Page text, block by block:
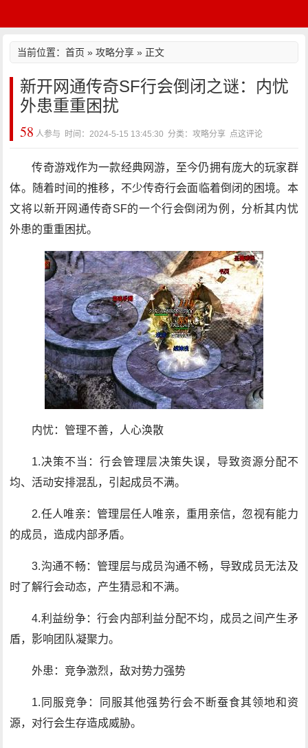
当前位置：首页 »攻略分享 » 正文
新开网通传奇SF行会倒闭之谜：内忧
外患重重困扰
58 人参与 时间：2024-5-15 13:45:30 分类：攻略分享 点这评论
传奇游戏作为一款经典网游，至今仍拥有庞大的玩家群
体。随着时间的推移，不少传奇行会面临着倒闭的困境。本
文将以新开网通传奇SF的一个行会倒闭为例，分析其内忧
外患的重重困扰。
内忧：管理不善，人心涣散
1.决策不当：行会管理层决策失误，导致资源分配不
均、活动安排混乱，引起成员不满。
2.任人唯亲：管理层任人唯亲，重用亲信，忽视有能力
的成员，造成内部矛盾。
3.沟通不畅：管理层与成员沟通不畅，导致成员无法及
时了解行会动态，产生猜忌和不满。
4.利益纷争：行会内部利益分配不均，成员之间产生矛
盾，影响团队凝聚力。
外患：竞争激烈，敌对势力强势
1.同服竞争：同服其他强势行会不断蚕食其领地和资
源，对行会生存造成威胁。